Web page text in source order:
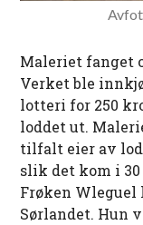
Maleriet fanget
Verket ble
lotteri for 250
loddet ut.
tilfalt eier av
slik det kom i
Frøken
Sørlandet. Hun